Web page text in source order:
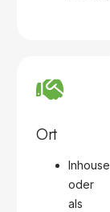
Ort
Inhouse
oder
als